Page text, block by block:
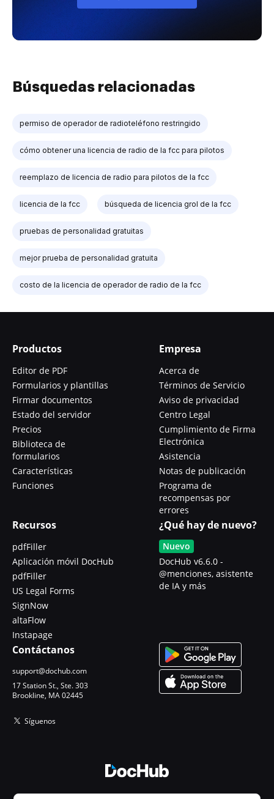
Búsquedas relacionadas
permiso de operador de radioteléfono restringido
cómo obtener una licencia de radio de la fcc para pilotos
reemplazo de licencia de radio para pilotos de la fcc
licencia de la fcc búsqueda de licencia grol de la fcc
pruebas de personalidad gratuitas
mejor prueba de personalidad gratuita
costo de la licencia de operador de radio de la fcc
Productos
Editor de PDF
Formularios y plantillas
Firmar documentos
Estado del servidor
Precios
Biblioteca de
formularios
Características
Funciones
Empresa
Acerca de
Términos de Servicio
Aviso de privacidad
Centro Legal
Cumplimiento de Firma
Electrónica
Asistencia
Notas de publicación
Programa de
recompensas por
errores
Recursos
pdfFiller
Aplicación móvil DocHub
pdfFiller
US Legal Forms
SignNow
altaFlow
Instapage
¿Qué hay de nuevo?
Nuevo
DocHub v6.6.0 -
@menciones, asistente
de IA y más
Contáctanos
support@dochub.com
17 Station St., Ste. 303
Brookline, MA 02445
Síguenos